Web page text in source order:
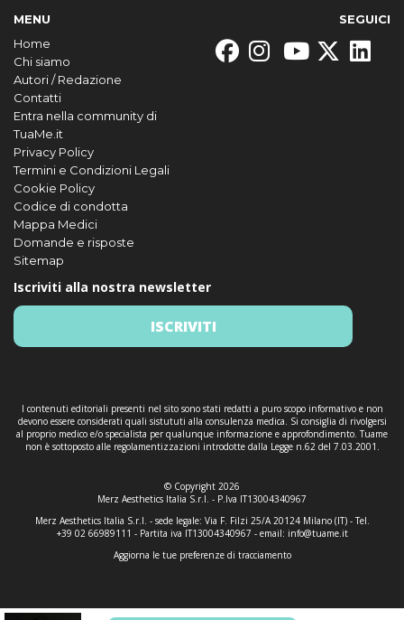
MENU
Home
Chi siamo
Autori / Redazione
Contatti
Entra nella community di
TuaMe.it
Privacy Policy
Termini e Condizioni Legali
Cookie Policy
Codice di condotta
Mappa Medici
Domande e risposte
Sitemap
SEGUICI
Iscriviti alla nostra newsletter
ISCRIVITI
I contenuti editoriali presenti nel sito sono stati redatti a puro scopo informativo e non
devono essere considerati quali sistututi alla consulenza medica. Si consiglia di rivolgersi
al proprio medico e/o specialista per qualunque informazione e approfondimento. Tuame
non è sottoposto alle regolamentizzazioni introdotte dalla Legge n.62 del 7.03.2001.
© Copyright 2026
Merz Aesthetics Italia S.r.l. - P.Iva IT13004340967
Merz Aesthetics Italia S.r.l. - sede legale: Via F. Filzi 25/A 20124 Milano (IT) - Tel.
+39 02 66989111 - Partita iva IT13004340967 - email: info@tuame.it
Aggiorna le tue preferenze di tracciamento